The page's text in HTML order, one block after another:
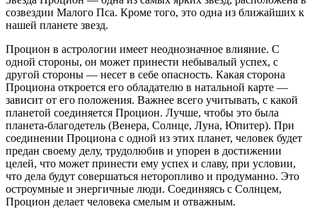
созвездии Малого Пса. Кроме того, это одна из ближайших к
нашей планете звезд.
Процион в астрологии имеет неоднозначное влияние. С
одной стороны, он может принести небывалый успех, с
другой стороны — несет в себе опасность. Какая сторона
Проциона откроется его обладателю в натальной карте —
зависит от его положения. Важнее всего учитывать, с какой
планетой соединяется Процион. Лучше, чтобы это была
планета-благодетель (Венера, Солнце, Луна, Юпитер). При
соединении Проциона с одной из этих планет, человек будет
предан своему делу, трудолюбив и упорен в достижении
целей, что может принести ему успех и славу, при условии,
что дела будут совершаться неторопливо и продуманно. Это
остроумные и энергичные люди. Соединяясь с Солнцем,
Процион делает человека смелым и отважным.